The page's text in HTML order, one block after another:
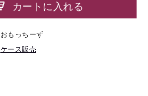
カートに入れる
おもっちーず
ケース販売